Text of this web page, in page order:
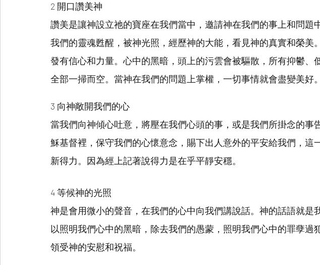
2 開口讚美神
讚美是讓神設立祂的寶座在我們當中，邀請神在我們的事上和問題
我們的靈魂甦醒，被神光照，經歷神的大能，看見神的真實和榮美
發有信心和力量。心中的黑暗，頭上的污雲會被驅散，所有抑鬱、
全部一掃而空。當神在我們的問題上掌權，一切事情就會盡變美好。
3 向神敞開我們的心
當我們向神傾心吐意，將壓在我們心頭的事，或是我們所掛念的事
穌基督裡，保守我們的心懷意念，賜下出人意外的平安給我們，這
新得力。因為經上記著說得力是在乎平靜安穩。
4 等候神的光照
神是會用微小的聲音，在我們的心中向我們講說話。神的話語就是
以照明我們心中的黑暗，除去我們的愚蒙，照明我們心中的罪孽過
領受神的安慰和祝福。